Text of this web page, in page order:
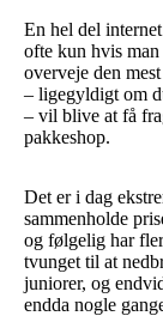
En hel del
ofte kun hvis
overveje den
– ligegyldigt om
– vil blive at få
pakkeshop.
Det er i dag
sammenholde
og følgelig har
tvunget til at
juniorer, og
endda nogle